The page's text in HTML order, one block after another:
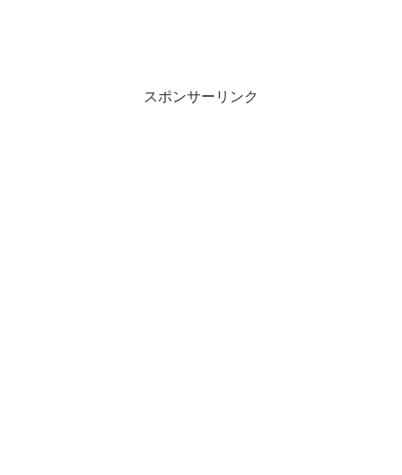
スポンサーリンク